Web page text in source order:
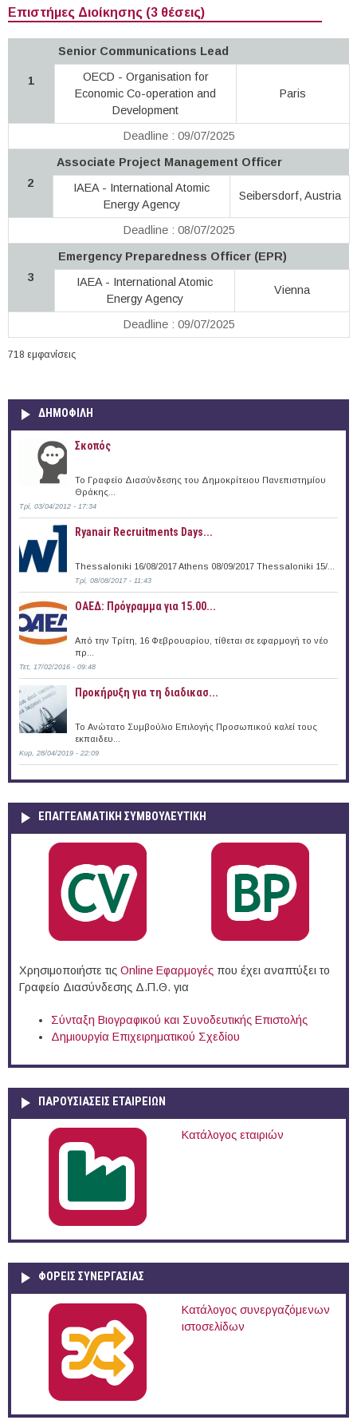
Επιστήμες Διοίκησης (3 θέσεις)
1
Senior Communications Lead
OECD - Organisation for
Economic Co-operation and
Development
Paris
Deadline : 09/07/2025
2
Associate Project Management Officer
IAEA - International Atomic
Energy Agency
Seibersdorf, Austria
Deadline : 08/07/2025
3
Emergency Preparedness Officer (EPR)
IAEA - International Atomic
Energy Agency
Vienna
Deadline : 09/07/2025
718 εμφανίσεις
ΔΗΜΟΦΙΛΗ
Σκοπός
Το Γραφείο Διασύνδεσης του Δημοκρίτειου Πανεπιστημίου
Θράκης...
Τρί, 03/04/2012 - 17:34
Ryanair Recruitments Days...
Thessaloniki 16/08/2017 Athens 08/09/2017 Thessaloniki 15/...
Τρί, 08/08/2017 - 11:43
ΟΑΕΔ: Πρόγραμμα για 15.00...
Από την Τρίτη, 16 Φεβρουαρίου, τίθεται σε εφαρμογή το νέο
πρ...
Τετ, 17/02/2016 - 09:48
Προκήρυξη για τη διαδικασ...
Το Ανώτατο Συμβούλιο Επιλογής Προσωπικού καλεί τους
εκπαιδευ...
Κυρ, 28/04/2019 - 22:09
ΕΠΑΓΓΕΛΜΑΤΙΚΉ ΣΥΜΒΟΥΛΕΥΤΙΚΉ
Χρησιμοποιήστε τις Online Eφαρμογές που έχει αναπτύξει το
Γραφείο Διασύνδεσης Δ.Π.Θ. για
Σύνταξη Βιογραφικού και Συνοδευτικής Επιστολής
Δημιουργία Επιχειρηματικού Σχεδίου
ΠΑΡΟΥΣΙΆΣΕΙΣ ΕΤΑΙΡΕΙΏΝ
Κατάλογος εταιριών
ΦΟΡΕΙΣ ΣΥΝΕΡΓΑΣΙΑΣ
Κατάλογος συνεργαζόμενων
ιστοσελίδων